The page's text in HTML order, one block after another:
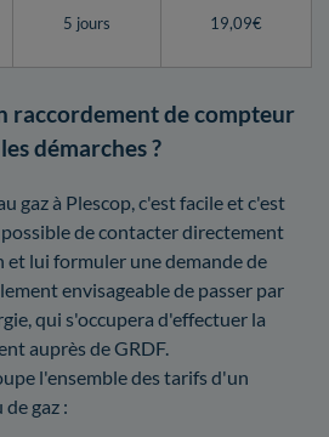
5 jours 19,09€
raccordement de compteur
démarches ?
gaz à Plescop, c'est facile et c'est
de contacter directement
et lui formuler une demande de
envisageable de passer par
qui s'occupera d'effectuer la
auprès de GRDF.
l'ensemble des tarifs d'un
gaz :